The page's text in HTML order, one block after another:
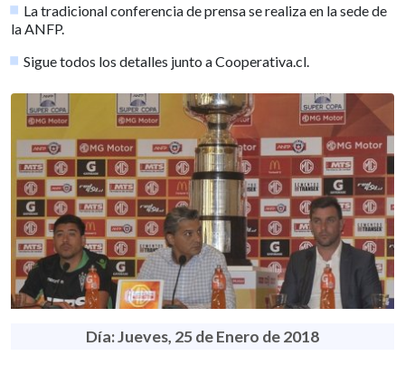
La tradicional conferencia de prensa se realiza en la sede de
la ANFP.
Sigue todos los detalles junto a Cooperativa.cl.
Día: Jueves, 25 de Enero de 2018